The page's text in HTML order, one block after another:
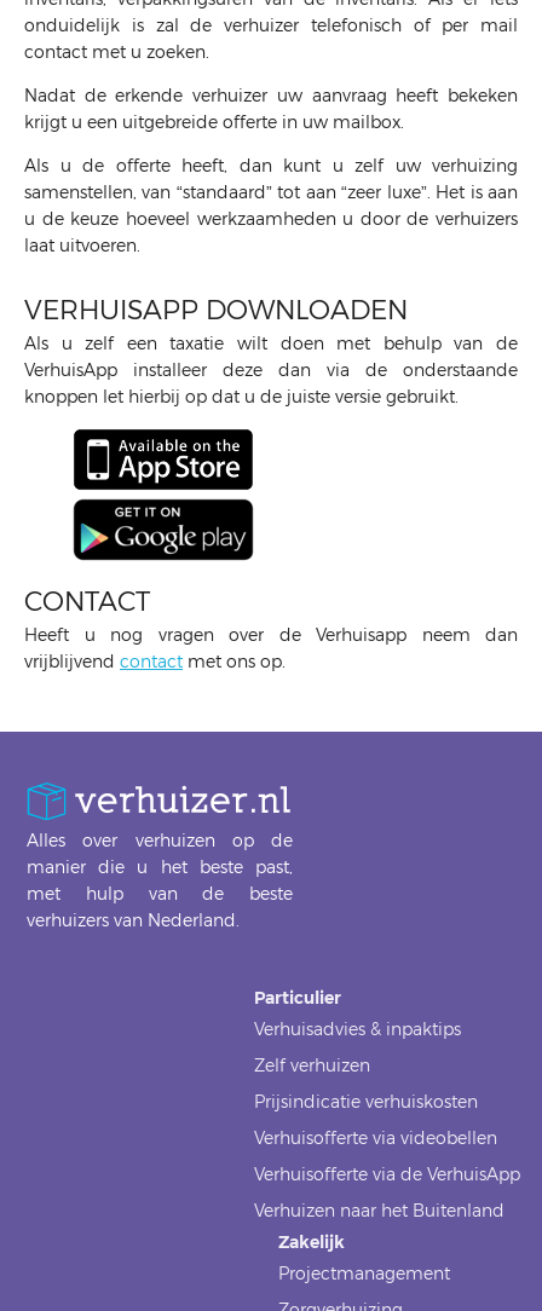
onduidelijk is zal de verhuizer telefonisch of per mail
contact met u zoeken.
Nadat de erkende verhuizer uw aanvraag heeft bekeken
krijgt u een uitgebreide offerte in uw mailbox.
Als u de offerte heeft, dan kunt u zelf uw verhuizing
samenstellen, van “standaard” tot aan “zeer luxe”. Het is aan
u de keuze hoeveel werkzaamheden u door de verhuizers
laat uitvoeren.
VERHUISAPP DOWNLOADEN
Als u zelf een taxatie wilt doen met behulp van de
VerhuisApp installeer deze dan via de onderstaande
knoppen let hierbij op dat u de juiste versie gebruikt.
CONTACT
Heeft u nog vragen over de Verhuisapp neem dan
vrijblijvend contact met ons op.
Alles over verhuizen op de
manier die u het beste past,
met hulp van de beste
verhuizers van Nederland.
Particulier
Verhuisadvies & inpaktips
Zelf verhuizen
Prijsindicatie verhuiskosten
Verhuisofferte via videobellen
Verhuisofferte via de VerhuisApp
Verhuizen naar het Buitenland
Zakelijk
Projectmanagement